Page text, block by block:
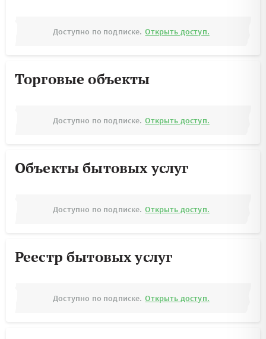
Доступно по подписке. Открыть доступ.
Торговые объекты
Доступно по подписке. Открыть доступ.
Объекты бытовых услуг
Доступно по подписке. Открыть доступ.
Реестр бытовых услуг
Доступно по подписке. Открыть доступ.